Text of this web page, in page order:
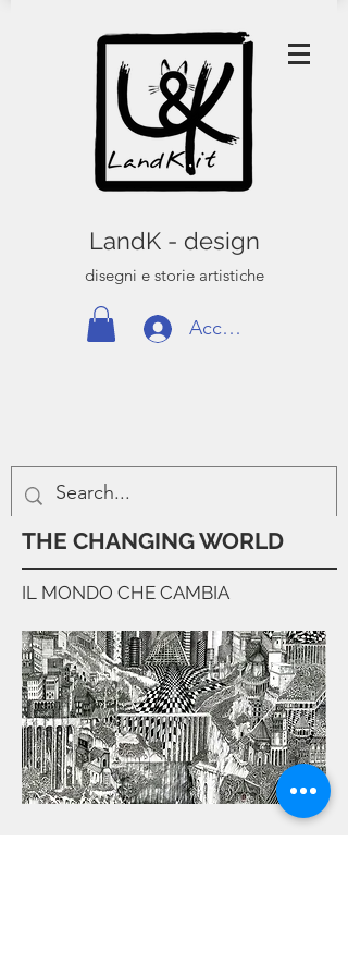
LandK - design
disegni e storie artistiche
Accedi
THE CHANGING WORLD
IL MONDO CHE CAMBIA